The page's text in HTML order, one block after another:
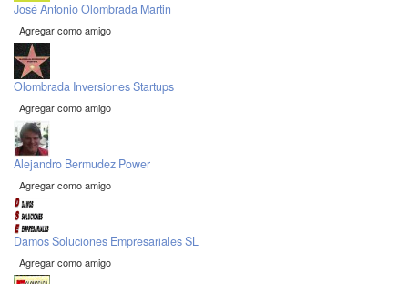
José Antonio Olombrada Martin
Agregar como amigo
Olombrada Inversiones Startups
Agregar como amigo
Alejandro Bermudez Power
Agregar como amigo
Damos Soluciones Empresariales SL
Agregar como amigo